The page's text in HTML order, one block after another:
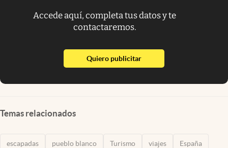
Accede aquí, completa tus datos y te
contactaremos.
Quiero publicitarabre en nueva pestaña
Temas relacionados
escapadas pueblo blanco Turismo viajes España